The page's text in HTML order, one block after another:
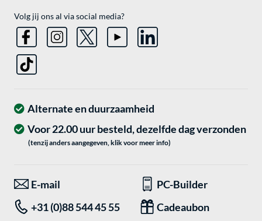
Volg jij ons al via social media?
Alternate en duurzaamheid
Voor 22.00 uur besteld, dezelfde dag verzonden
(tenzij anders aangegeven, klik voor meer info)
E-mail
PC-Builder
+31 (0)88 544 45 55
Cadeaubon